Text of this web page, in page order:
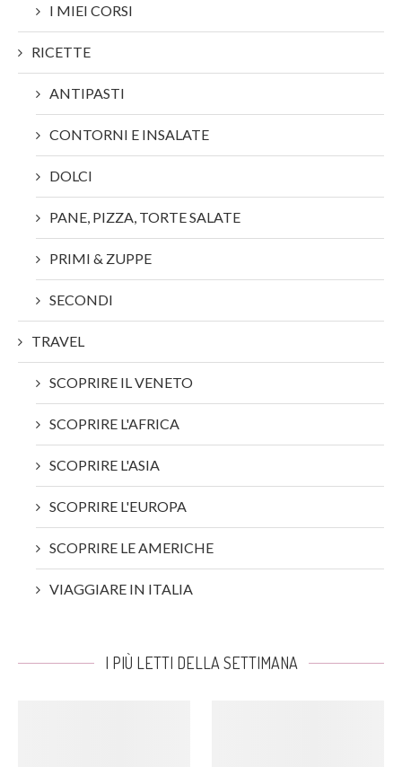
I MIEI CORSI
RICETTE
ANTIPASTI
CONTORNI E INSALATE
DOLCI
PANE, PIZZA, TORTE SALATE
PRIMI & ZUPPE
SECONDI
TRAVEL
SCOPRIRE IL VENETO
SCOPRIRE L'AFRICA
SCOPRIRE L'ASIA
SCOPRIRE L'EUROPA
SCOPRIRE LE AMERICHE
VIAGGIARE IN ITALIA
I PIÙ LETTI DELLA SETTIMANA